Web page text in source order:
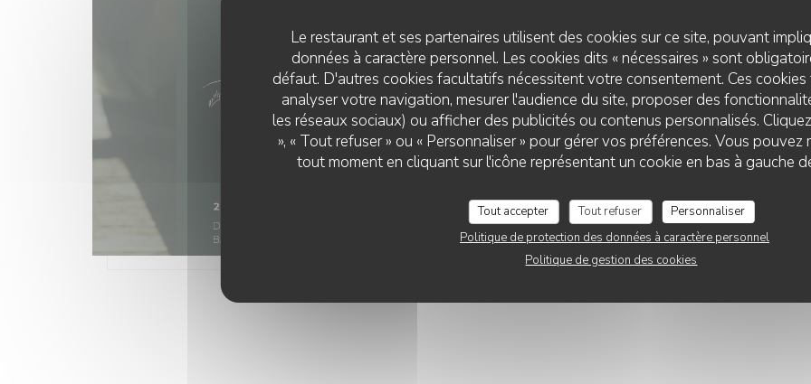
Le restaurant et ses partenaires utilisent des cookies sur ce site, pouvant
données à caractère personnel. Les cookies dits « nécessaires » sont
défaut. D'autres cookies facultatifs nécessitent votre consentement. Ces
analyser votre navigation, mesurer l'audience du site, proposer des
les réseaux sociaux) ou afficher des publicités ou contenus personnalisés.
», « Tout refuser » ou « Personnaliser » pour gérer vos préférences. Vous
tout moment en cliquant sur l'icône représentant un cookie en bas à gauche
Tout accepter Tout refuser
Personnaliser
Politique de protection des données à caractère personnel
Politique de gestion des cookies
TARIF —€24.00
DES VINS
Oktoberfest VS La
Au programme :
3 jours de fête : vin,
- facingcesar (Pop) –
- assemblagebeaune
LA PAULÉE DE PERNAND